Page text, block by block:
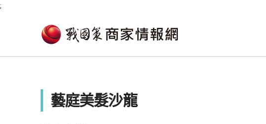
;
藝庭美髮沙龍